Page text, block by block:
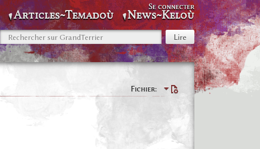
Articles~Temadoù News~Keloù
Se connecter
Fichier